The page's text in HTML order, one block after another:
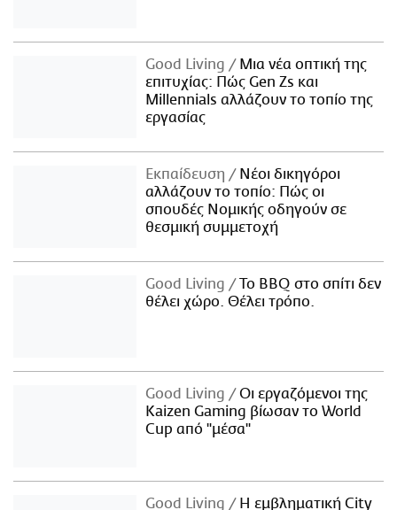
Good Living
Μια νέα οπτική της
επιτυχίας: Πώς Gen Zs και
Millennials αλλάζουν το τοπίο της
εργασίας
Εκπαίδευση
Νέοι δικηγόροι
αλλάζουν το τοπίο: Πώς οι
σπουδές Νομικής οδηγούν σε
θεσμική συμμετοχή
Good Living
Το BBQ στο σπίτι δεν
θέλει χώρο. Θέλει τρόπο.
Good Living
Οι εργαζόμενοι της
Kaizen Gaming βίωσαν το World
Cup από "μέσα"
Good Living
Η εμβληματική City